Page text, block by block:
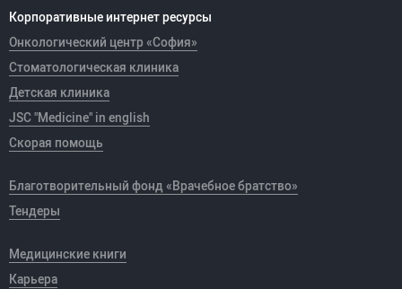
Корпоративные интернет ресурсы
Онкологический центр «София»
Стоматологическая клиника
Детская клиника
JSC "Medicine" in english
Скорая помощь
Благотворительный фонд «Врачебное братство»
Тендеры
Медицинские книги
Карьера